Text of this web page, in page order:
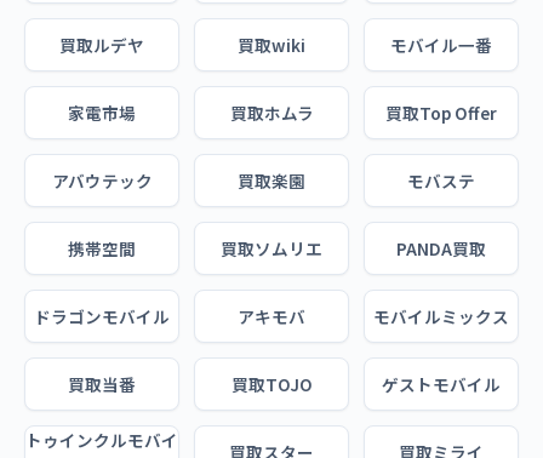
買取ルデヤ 買取wiki モバイル一番
家電市場 買取ホムラ 買取Top Offer
アバウテック 買取楽園 モバステ
携帯空間 買取ソムリエ PANDA買取
ドラゴンモバイル アキモバ モバイルミックス
買取当番 買取TOJO ゲストモバイル
トゥインクルモバイ
買取スター 買取ミライ